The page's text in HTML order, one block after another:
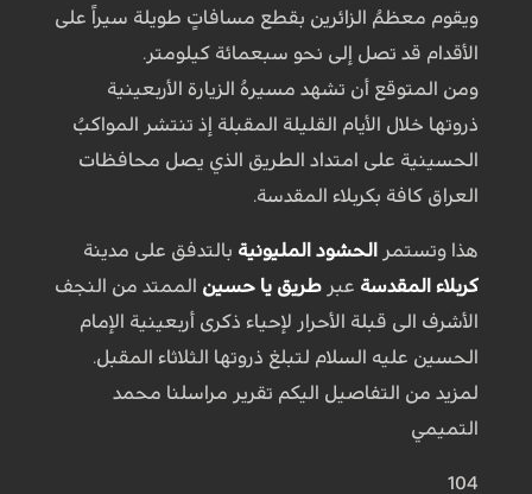
ويقوم معظمُ الزائرين بقطع مسافاتٍ طويلة سيراً على
الأقدام قد تصل إلى نحو سبعمائة كيلومتر.
ومن المتوقع أن تشهد مسيرهُ الزيارة الأربعينية
ذروتها خلال الأيام القليلة المقبلة إذ تنتشر المواكبُ
الحسينية على امتداد الطريق الذي يصل محافظات
العراق كافة بكربلاء المقدسة.
هذا وتستمر الحشود المليونية بالتدفق على مدينة
كربلاء المقدسة عبر طريق يا حسين الممتد من النجف
الأشرف الى قبلة الأحرار لإحياء ذكرى أربعينية الإمام
الحسين عليه السلام لتبلغ ذروتها الثلاثاء المقبل.
لمزيد من التفاصيل اليكم تقرير مراسلنا محمد
التميمي
104